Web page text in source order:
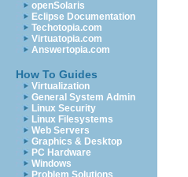
openSolaris
Eclipse Documentation
Techotopia.com
Virtuatopia.com
Answertopia.com
How To Guides
Virtualization
General System Admin
Linux Security
Linux Filesystems
Web Servers
Graphics & Desktop
PC Hardware
Windows
Problem Solutions